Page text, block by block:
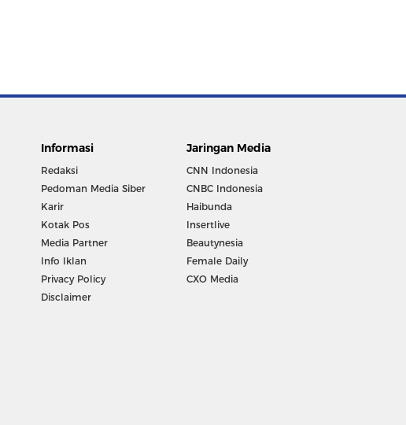
Informasi
Redaksi
Pedoman Media Siber
Karir
Kotak Pos
Media Partner
Info Iklan
Privacy Policy
Disclaimer
Jaringan Media
CNN Indonesia
CNBC Indonesia
Haibunda
Insertlive
Beautynesia
Female Daily
CXO Media